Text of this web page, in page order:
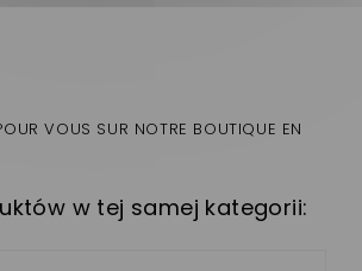
VOUS SUR NOTRE BOUTIQUE EN
w tej samej kategorii: